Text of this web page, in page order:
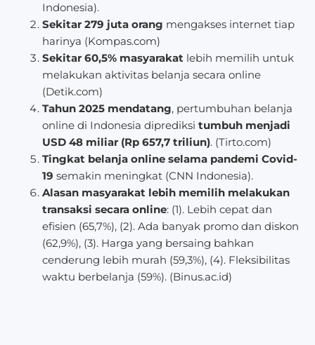
Indonesia).
Sekitar 279 juta orang mengakses internet tiap
harinya (Kompas.com)
Sekitar 60,5% masyarakat lebih memilih untuk
melakukan aktivitas belanja secara online
(Detik.com)
Tahun 2025 mendatang, pertumbuhan belanja
online di Indonesia diprediksi tumbuh menjadi
USD 48 miliar (Rp 657,7 triliun). (Tirto.com)
Tingkat belanja online selama pandemi Covid-
19 semakin meningkat (CNN Indonesia).
Alasan masyarakat lebih memilih melakukan
transaksi secara online: (1). Lebih cepat dan
efisien (65,7%), (2). Ada banyak promo dan diskon
(62,9%), (3). Harga yang bersaing bahkan
cenderung lebih murah (59,3%), (4). Fleksibilitas
waktu berbelanja (59%). (Binus.ac.id)